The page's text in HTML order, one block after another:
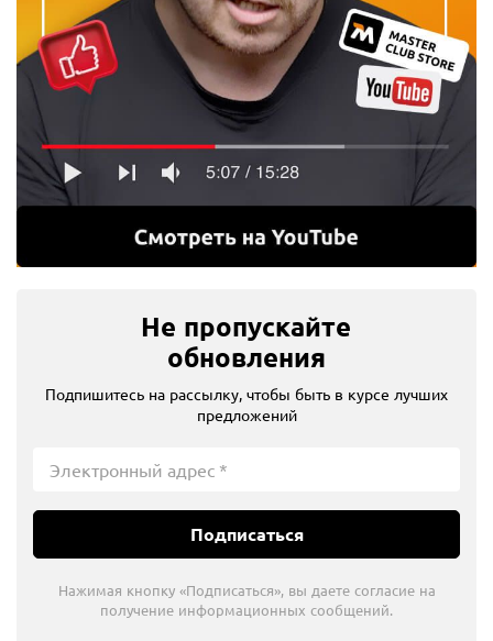
Не пропускайте
обновления
Подпишитесь на рассылку, чтобы быть в курсе лучших
предложений
Подписаться
Нажимая кнопку «Подписаться», вы даете согласие на
получение информационных сообщений.